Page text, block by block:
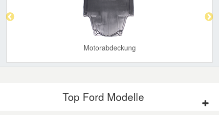
Motorabdeckung
Top Ford Modelle